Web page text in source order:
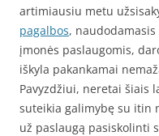
artimiausiu metu
pagalbos,
įmonės paslaugomis,
iškyla pakankamai
Pavyzdžiui, neretai šiais
suteikia galimybę su itin
už paslaugą pasiskolinti